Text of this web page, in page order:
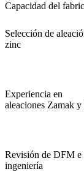
Capacidad del
Selección de
zinc
Experiencia en
aleaciones Zamak
Revisión de DFM e
ingeniería